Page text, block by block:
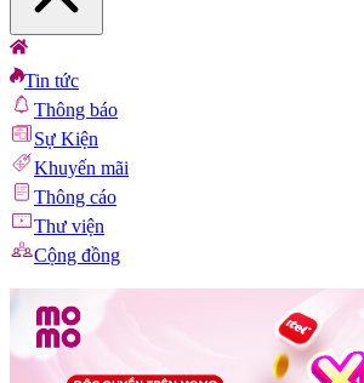
Tin tức
Thông báo
Sự Kiện
Khuyến mãi
Thông cáo
Thư viện
Cộng đồng